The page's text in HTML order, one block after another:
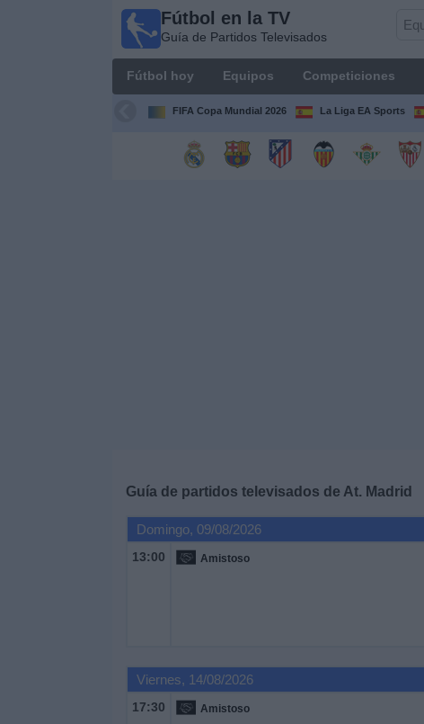
Fútbol en la TV
Guía de Partidos Televisados
Fútbol hoy Equipos Competiciones
FIFA Copa Mundial 2026 La Liga EA Sports
Guía de partidos televisados de At. Madrid
Domingo, 09/08/2026
13:00 Amistoso
Viernes, 14/08/2026
17:30 Amistoso